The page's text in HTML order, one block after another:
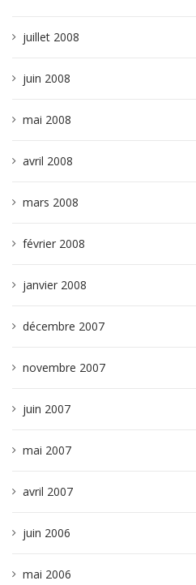
juillet 2008
juin 2008
mai 2008
avril 2008
mars 2008
février 2008
janvier 2008
décembre 2007
novembre 2007
juin 2007
mai 2007
avril 2007
juin 2006
mai 2006